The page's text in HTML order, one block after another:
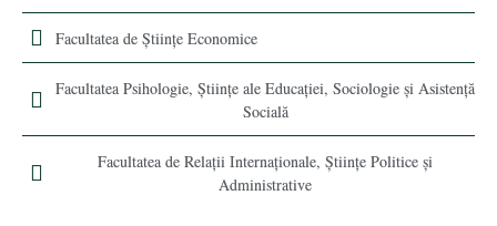
Facultatea de Științe Economice
Facultatea Psihologie, Ştiinţe ale Educaţiei, Sociologie și Asistență
Socială
Facultatea de Relaţii Internaţionale, Ştiinţe Politice şi
Administrative